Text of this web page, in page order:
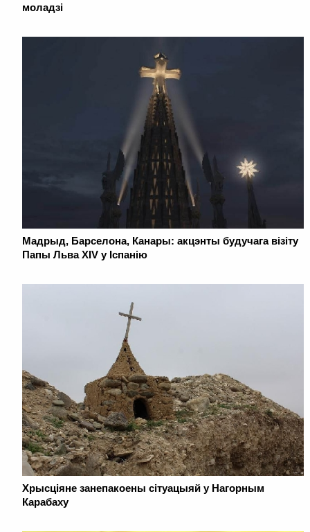
моладзі
Мадрыд, Барселона, Канары: акцэнты будучага візіту
Папы Льва XIV у Іспанію
Хрысціяне занепакоены сітуацыяй у Нагорным
Карабаху